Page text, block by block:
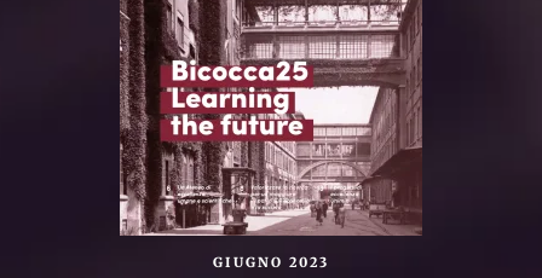
GIUGNO 2023